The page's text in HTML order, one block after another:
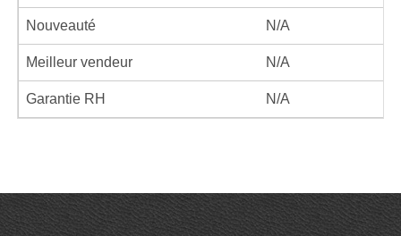
Nouveauté N/A
Meilleur vendeur N/A
Garantie RH N/A